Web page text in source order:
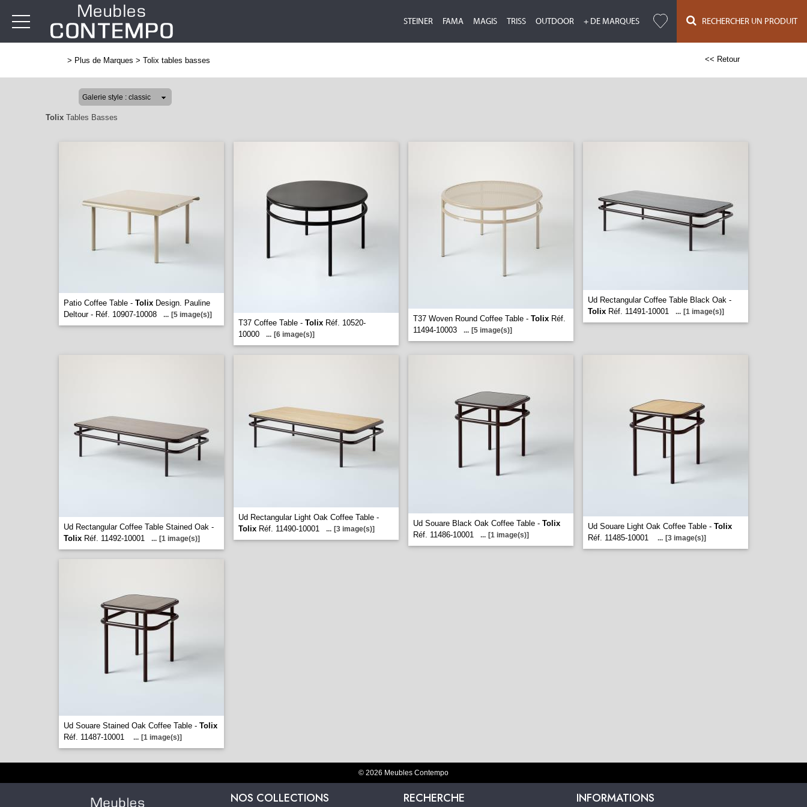
STEINER FAMA MAGIS TRISS OUTDOOR + DE MARQUES RECHERCHER UN PRODUIT
> Plus de Marques > Tolix tables basses << Retour
Tolix Tables Basses
Patio Coffee Table - Tolix Design. Pauline
Deltour - Réf. 10907-10008
... [5 image(s)]
T37 Coffee Table - Tolix Réf. 10520-
10000
... [6 image(s)]
T37 Woven Round Coffee Table - Tolix Réf.
11494-10003
... [5 image(s)]
Ud Rectangular Coffee Table Black Oak -
Tolix Réf. 11491-10001 ... [1 image(s)]
Ud Rectangular Coffee Table Stained Oak -
Tolix Réf. 11492-10001 ... [1 image(s)]
Ud Rectangular Light Oak Coffee Table -
Tolix Réf. 11490-10001 ... [3 image(s)]
Ud Souare Black Oak Coffee Table - Tolix
Réf. 11486-10001
... [1 image(s)]
Ud Souare Light Oak Coffee Table - Tolix
Réf. 11485-10001
... [3 image(s)]
Ud Souare Stained Oak Coffee Table - Tolix
Réf. 11487-10001
... [1 image(s)]
© 2026 Meubles Contempo
NOS COLLECTIONS RECHERCHE INFORMATIONS